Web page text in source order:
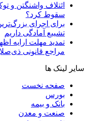
ائتلاف واشنگتن و
سقوط کرد؟
برای اجرای
تشییع آمادگی داریم
تمدید مهلت ارایه
مراجع قانونی
سایر لینک ها
صفحه نخست
بورس
بانک و بیمه
صنعت و معدن